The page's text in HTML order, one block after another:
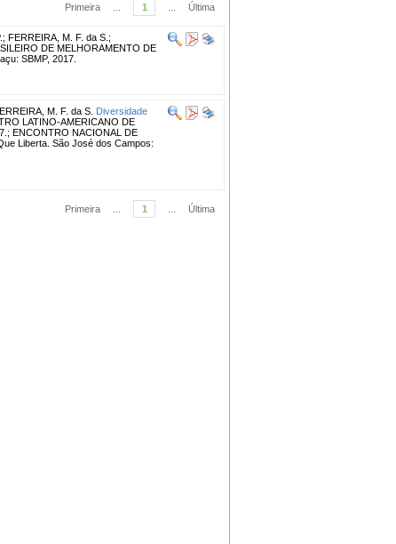
Primeira 1 Última
; FERREIRA, M. F. da S. ;
DE MELHORAMENTO DE
SBMP, 2017.
M. F. da S. Diversidade
LATINO-AMERICANO DE
ENCONTRO NACIONAL DE
Liberta. São José dos Campos:
Primeira 1 Última